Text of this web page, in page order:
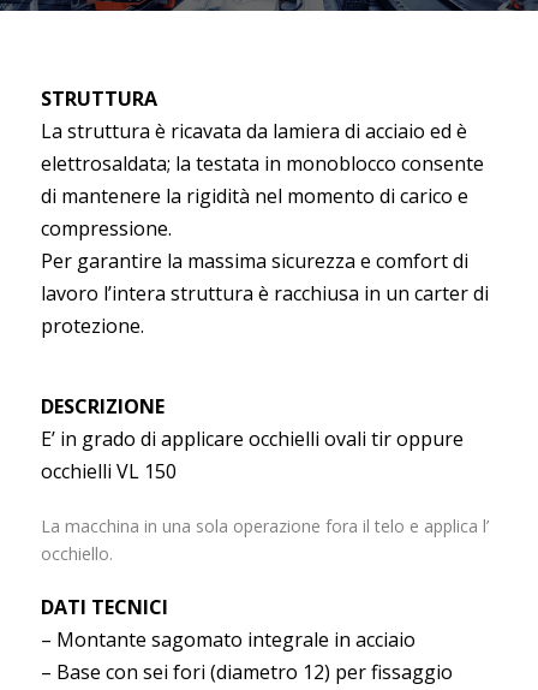
STRUTTURA
La struttura è ricavata da lamiera di acciaio ed è
elettrosaldata; la testata in monoblocco consente
di mantenere la rigidità nel momento di carico e
compressione.
Per garantire la massima sicurezza e comfort di
lavoro l’intera struttura è racchiusa in un carter di
protezione.
DESCRIZIONE
E’ in grado di applicare occhielli ovali tir oppure
occhielli VL 150
La macchina in una sola operazione fora il telo e applica l’
occhiello.
DATI TECNICI
– Montante sagomato integrale in acciaio
– Base con sei fori (diametro 12) per fissaggio